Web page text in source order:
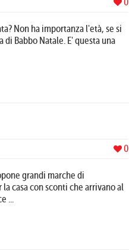
Non ha importanza l'età, se si
Babbo Natale. E' questa una
0
grandi marche di
casa con sconti che arrivano al
...